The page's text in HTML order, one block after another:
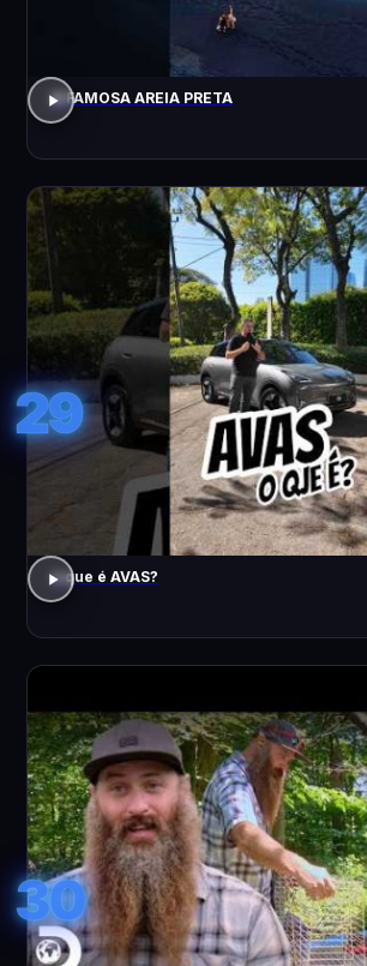
A FAMOSA AREIA PRETA
29
o que é AVAS?
30